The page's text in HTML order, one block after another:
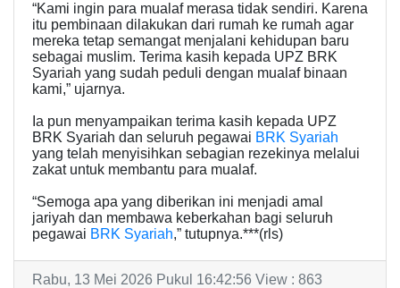
“Kami ingin para mualaf merasa tidak sendiri. Karena
itu pembinaan dilakukan dari rumah ke rumah agar
mereka tetap semangat menjalani kehidupan baru
sebagai muslim. Terima kasih kepada UPZ BRK
Syariah yang sudah peduli dengan mualaf binaan
kami,” ujarnya.
Ia pun menyampaikan terima kasih kepada UPZ
BRK Syariah dan seluruh pegawai BRK Syariah
yang telah menyisihkan sebagian rezekinya melalui
zakat untuk membantu para mualaf.
“Semoga apa yang diberikan ini menjadi amal
jariyah dan membawa keberkahan bagi seluruh
pegawai BRK Syariah,” tutupnya.***(rls)
Rabu, 13 Mei 2026 Pukul 16:42:56 View : 863